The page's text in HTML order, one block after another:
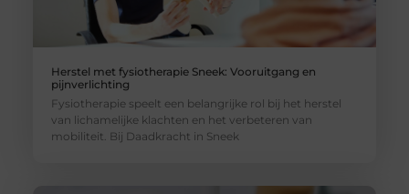
Herstel met fysiotherapie Sneek: Vooruitgang en
pijnverlichting
Fysiotherapie speelt een belangrijke rol bij het herstel
van lichamelijke klachten en het verbeteren van
mobiliteit. Bij Daadkracht in Sneek